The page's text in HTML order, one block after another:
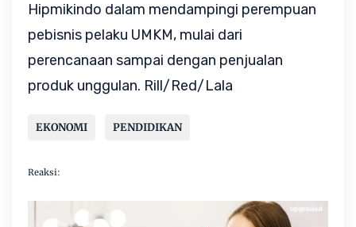
Hipmikindo dalam mendampingi perempuan
pebisnis pelaku UMKM, mulai dari
perencanaan sampai dengan penjualan
produk unggulan. Rill/Red/Lala
EKONOMI PENDIDIKAN
Reaksi: